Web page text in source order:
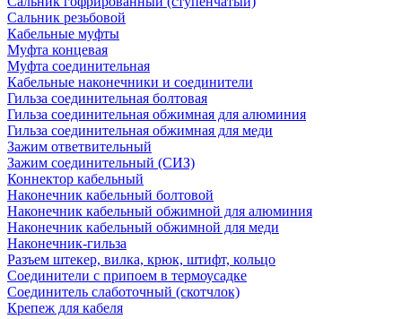
Сальник резьбовой
Кабельные муфты
Муфта концевая
Муфта соединительная
Кабельные наконечники и соединители
Гильза соединительная болтовая
Гильза соединительная обжимная для алюминия
Гильза соединительная обжимная для меди
Зажим ответвительный
Зажим соединительный (СИЗ)
Коннектор кабельный
Наконечник кабельный болтовой
Наконечник кабельный обжимной для алюминия
Наконечник кабельный обжимной для меди
Наконечник-гильза
Разъем штекер, вилка, крюк, штифт, кольцо
Соединители с припоем в термоусадке
Соединитель слаботочный (скотчлок)
Крепеж для кабеля